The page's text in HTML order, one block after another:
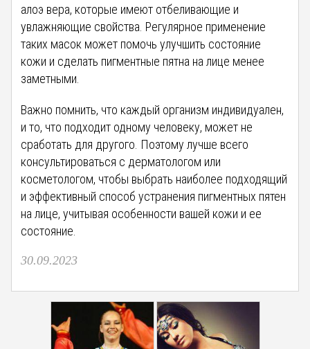
алоэ вера, которые имеют отбеливающие и
увлажняющие свойства. Регулярное применение
таких масок может помочь улучшить состояние
кожи и сделать пигментные пятна на лице менее
заметными.
Важно помнить, что каждый организм индивидуален,
и то, что подходит одному человеку, может не
сработать для другого. Поэтому лучше всего
консультироваться с дерматологом или
косметологом, чтобы выбрать наиболее подходящий
и эффективный способ устранения пигментных пятен
на лице, учитывая особенности вашей кожи и ее
состояние.
30.09.2023